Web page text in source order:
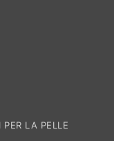
PER LA PELLE